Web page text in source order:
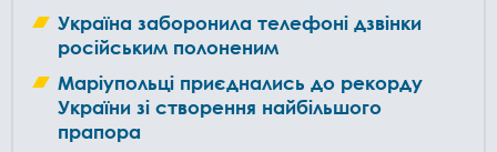
Україна заборонила телефоні дзвінки
російським полоненим
Маріупольці приєднались до рекорду
України зі створення найбільшого
прапора